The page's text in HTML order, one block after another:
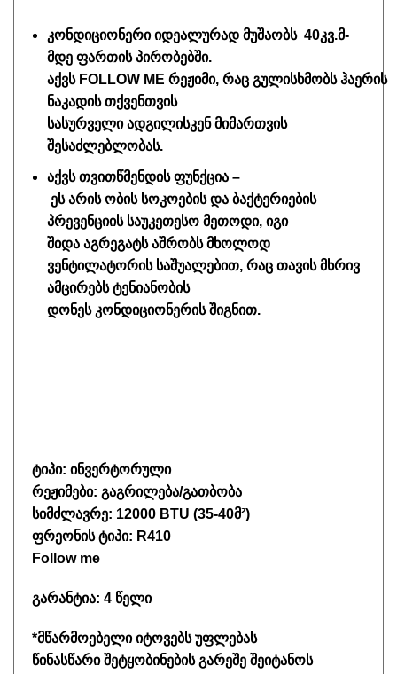
კონდიციონერი იდეალურად მუშაობს 40კვ.მ-
მდე ფართისპირობებში.
აქვს FOLLOW ME რეჟიმი, რაც გულისხმობს ჰაერის
ნაკადის თქვენთვის
სასურველი ადგილისკენ მიმართვის
შესაძლებლობას.
აქვსთვითწმენდის ფუნქცია –
ეს არის ობის სოკოების და ბაქტერიების
პრევენციის საუკეთესო მეთოდი, იგი
შიდა აგრეგატს აშრობს მხოლოდ
ვენტილატორის საშუალებით, რაც თავის მხრივ
ამცირებს ტენიანობის
დონეს კონდიციონერის შიგნით.
ტიპი: ინვერტორული
რეჟიმები: გაგრილება/გათბობა
სიმძლავრე: 12000 BTU (35-40მ²)
ფრეონის ტიპი: R410
Follow me
გარანტია: 4 წელი
*მწარმოებელი იტოვებს უფლებას
წინასწარი შეტყობინების გარეშე შეიტანოს